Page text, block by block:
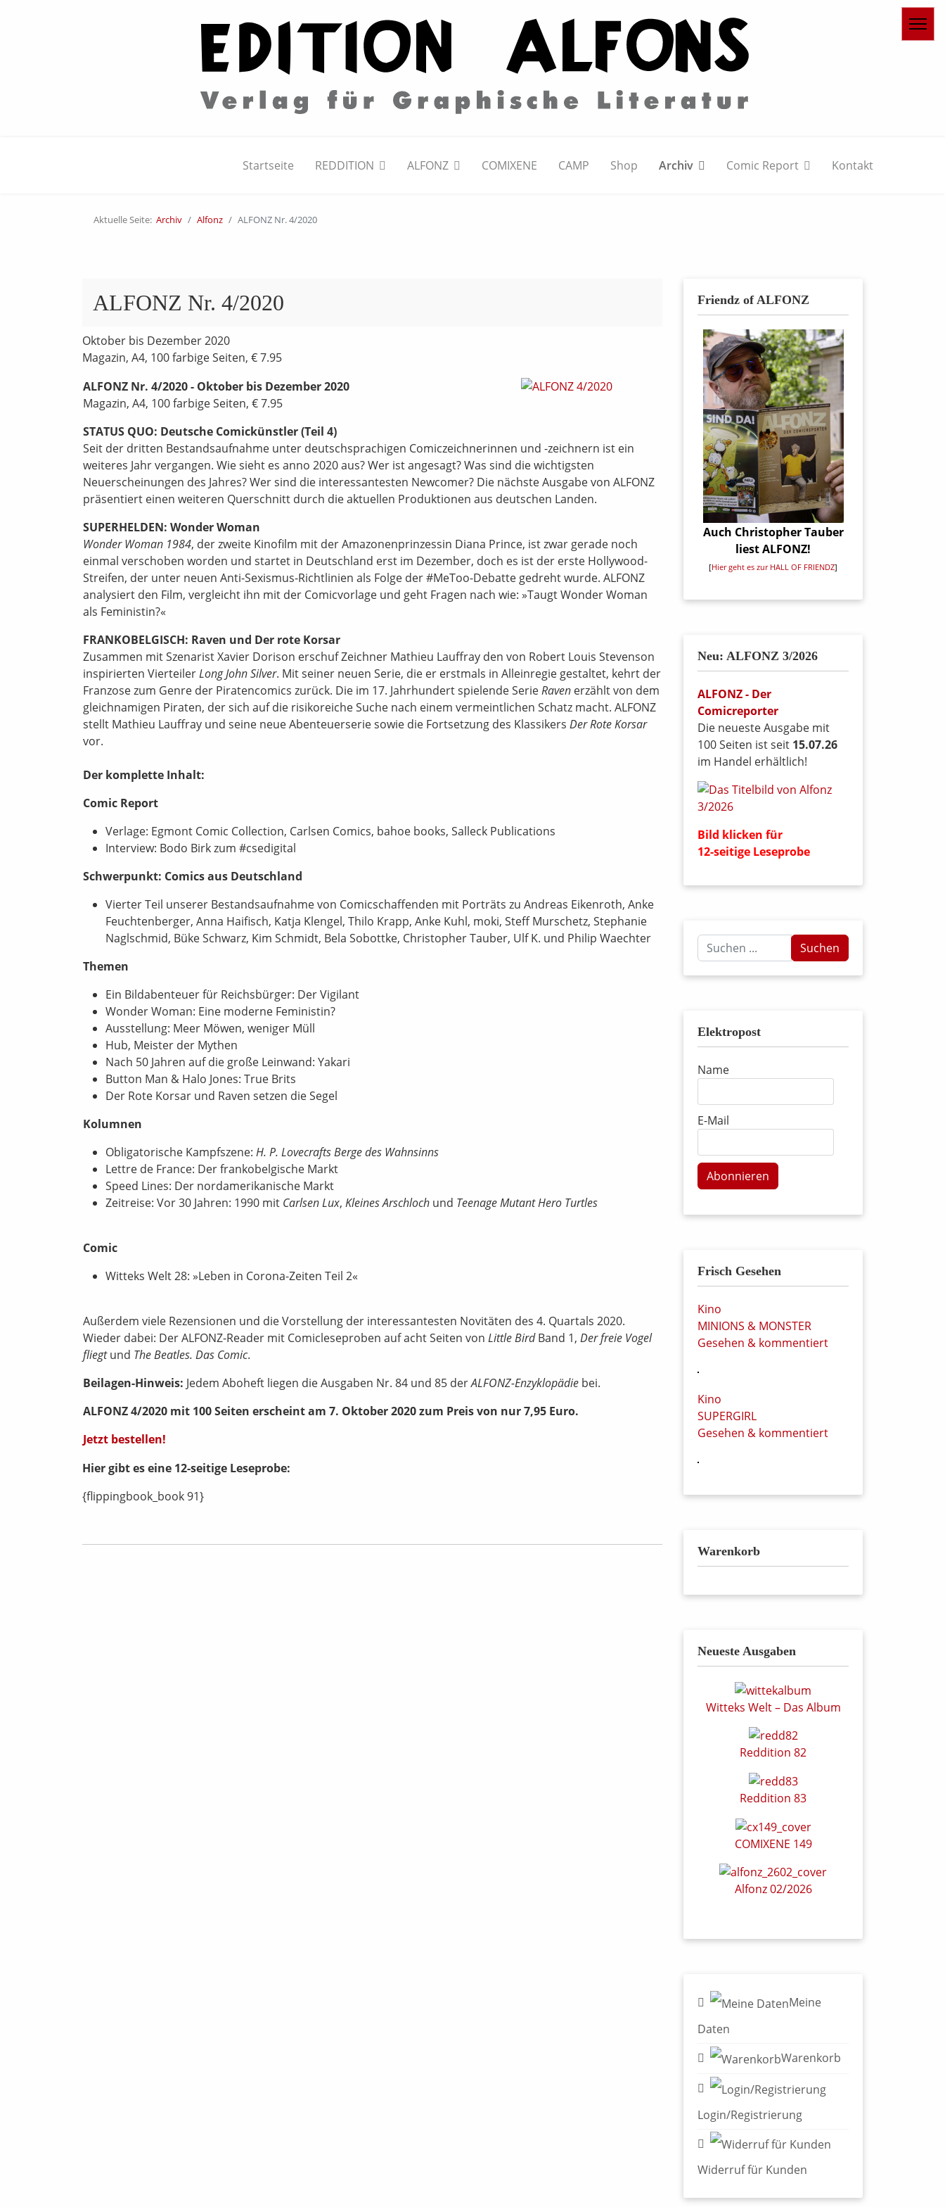
Startseite REDDITION ALFONZ COMIXENE CAMP Shop Archiv Comic Report Kontakt
Aktuelle Seite: Archiv Alfonz ALFONZ Nr. 4/2020
ALFONZ Nr. 4/2020
Oktober bis Dezember 2020
Magazin, A4, 100 farbige Seiten, € 7.95
ALFONZ Nr. 4/2020 - Oktober bis Dezember 2020
Magazin, A4, 100 farbige Seiten, € 7.95
STATUS QUO: Deutsche Comickünstler (Teil 4)
Seit der dritten Bestandsaufnahme unter deutschsprachigen Comiczeichnerinnen und -zeichnern ist ein
weiteres Jahr vergangen. Wie sieht es anno 2020 aus? Wer ist angesagt? Was sind die wichtigsten
Neuerscheinungen des Jahres? Wer sind die interessantesten Newcomer? Die nächste Ausgabe von ALFONZ
präsentiert einen weiteren Querschnitt durch die aktuellen Produktionen aus deutschen Landen.
SUPERHELDEN: Wonder Woman
Wonder Woman 1984, der zweite Kinofilm mit der Amazonenprinzessin Diana Prince, ist zwar gerade noch
einmal verschoben worden und startet in Deutschland erst im Dezember, doch es ist der erste Hollywood-
Streifen, der unter neuen Anti-Sexismus-Richtlinien als Folge der #MeToo-Debatte gedreht wurde. ALFONZ
analysiert den Film, vergleicht ihn mit der Comicvorlage und geht Fragen nach wie: »Taugt Wonder Woman
als Feministin?«
FRANKOBELGISCH: Raven und Der rote Korsar
Zusammen mit Szenarist Xavier Dorison erschuf Zeichner Mathieu Lauffray den von Robert Louis Stevenson
inspirierten VierteilerLong John Silver. Mit seiner neuen Serie, die er erstmals in Alleinregie gestaltet, kehrt der
Franzose zum Genre der Piratencomics zurück. Die im 17. Jahrhundert spielende SerieRaven erzählt von dem
gleichnamigen Piraten, der sich auf die risikoreiche Suche nach einem vermeintlichen Schatz macht. ALFONZ
stellt Mathieu Lauffray und seine neue Abenteuerserie sowie die Fortsetzung des Klassikers Der Rote Korsar
vor.
Der komplette Inhalt:
Comic Report
Verlage: Egmont Comic Collection, Carlsen Comics, bahoe books, Salleck Publications
Interview: Bodo Birk zum #csedigital
Schwerpunkt: Comics aus Deutschland
Vierter Teil unserer Bestandsaufnahme von Comicschaffenden mit Porträts zu Andreas Eikenroth, Anke
Feuchtenberger, Anna Haifisch, Katja Klengel, Thilo Krapp, Anke Kuhl, moki, Steff Murschetz, Stephanie
Naglschmid, Büke Schwarz, Kim Schmidt, Bela Sobottke, Christopher Tauber, Ulf K. und Philip Waechter
Themen
Ein Bildabenteuer für Reichsbürger: Der Vigilant
Wonder Woman: Eine moderne Feministin?
Ausstellung: Meer Möwen, weniger Müll
Hub, Meister der Mythen
Nach 50 Jahren auf die große Leinwand: Yakari
Button Man & Halo Jones: True Brits
Der Rote Korsar und Raven setzen die Segel
Kolumnen
Obligatorische Kampfszene: H. P. Lovecrafts Berge des Wahnsinns
Lettre de France: Der frankobelgische Markt
Speed Lines: Der nordamerikanische Markt
Zeitreise: Vor 30 Jahren: 1990 mit Carlsen Lux, Kleines Arschloch und Teenage Mutant Hero Turtles
Comic
Witteks Welt 28: »Leben in Corona-Zeiten Teil 2«
Außerdem viele Rezensionen und die Vorstellung der interessantesten Novitäten des 4. Quartals 2020.
Wieder dabei: Der ALFONZ-Reader mit Comicleseproben auf acht Seiten von Little BirdBand 1, Der freie Vogel
fliegtund The Beatles. Das Comic.
Beilagen-Hinweis: Jedem Aboheft liegen die Ausgaben Nr. 84 und 85 derALFONZ-Enzyklopädie bei.
ALFONZ 4/2020 mit 100 Seiten erscheint am 7. Oktober 2020 zum Preis von nur 7,95 Euro.
Jetzt bestellen!
Hier gibt es eine 12-seitige Leseprobe:
{flippingbook_book 91}
Friendz of ALFONZ
Auch Christopher Tauber
liest ALFONZ!
[Hier geht es zur HALL OF FRIENDZ]
Neu: ALFONZ 3/2026
ALFONZ - Der
Comicreporter
Die neueste Ausgabe mit
100 Seiten ist seit 15.07.26
im Handel erhältlich!
Bild klicken für
12-seitige Leseprobe
Suchen
...
Suchen
Elektropost
Name
E-Mail
Abonnieren
Frisch Gesehen
Kino
MINIONS & MONSTER
Gesehen & kommentiert
Kino
SUPERGIRL
Gesehen & kommentiert
Warenkorb
Neueste Ausgaben
Witteks Welt – Das Album
Reddition 82
Reddition 83
COMIXENE 149
Alfonz 02/2026
Meine
Daten
Warenkorb
Login/Registrierung
Widerruf für Kunden